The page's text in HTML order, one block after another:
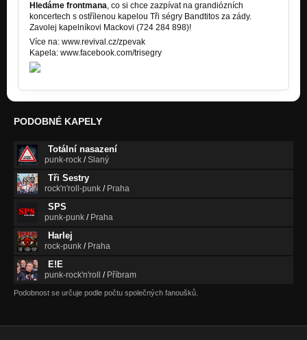
Hledáme frontmana , co si chce zazpívat na grandiózních
koncertech s ostřílenou kapelou Tři ségry Bandtitos za zády.
Zavolej kapelníkovi Mackovi (724 284 898)!
Více na: www.revival.cz/zpevak
Kapela: www.facebook.com/trisegry
PODOBNÉ KAPELY
Totální nasazení
punk-rock /Slaný
Tři Sestry
rock'n'roll-punk / Praha
SPS
punk-punk / Praha
Harlej
rock-punk / Praha
E!E
punk-rock'n'roll / Příbram
Podobnost se určuje podle počtu společných fanoušků.